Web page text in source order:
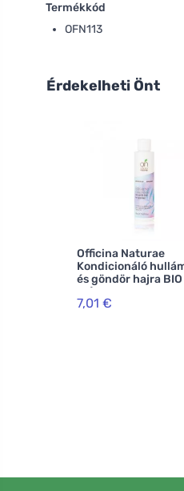
Termékkód
OFN113
Érdekelheti Önt
Officina Naturae
Kondicionáló
és göndör hajra BIO
ml)
7,01 €